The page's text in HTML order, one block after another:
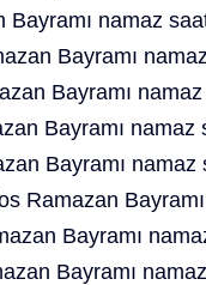
Bayramı namaz
Bayramı
Bayramı
Bayramı namaz
Bayramı namaz
Ramazan
Bayramı
Bayramı